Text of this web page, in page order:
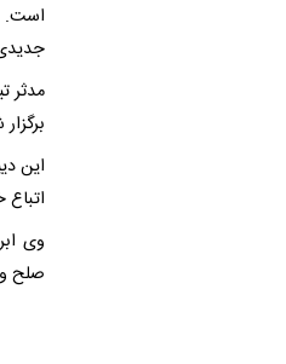
است.
مدثر
این
وی
صلح